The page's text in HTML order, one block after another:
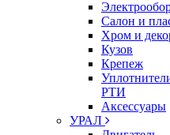
Салон и
Хром и
Кузов
Крепеж
РТИ
Аксессуары
УРАЛ